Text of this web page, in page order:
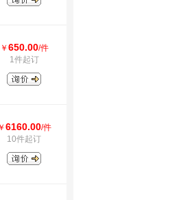
￥ 650.00/件
1件起订
￥ 6160.00/件
10件起订